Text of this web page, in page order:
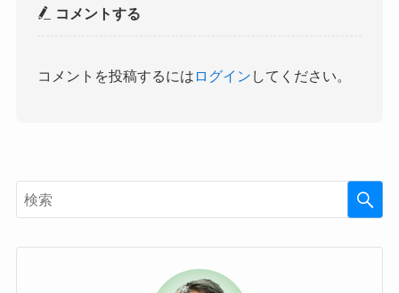
コメントする
コメントを投稿するには ログイン してください。